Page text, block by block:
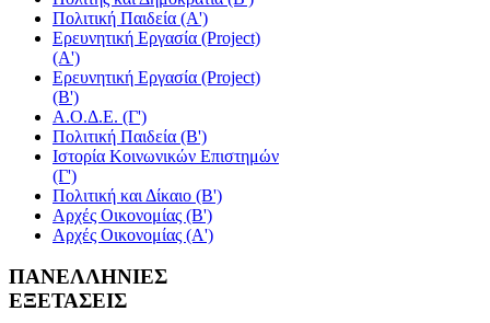
Πολιτική Παιδεία (A')
Ερευνητική Εργασία (Project)
(Α')
Ερευνητική Εργασία (Project)
(Β')
Α.Ο.Δ.Ε. (Γ')
Πολιτική Παιδεία (Β')
Ιστορία Κοινωνικών Επιστημών
(Γ')
Πολιτική και Δίκαιο (Β')
Αρχές Οικονομίας (Β')
Αρχές Οικονομίας (Α')
ΠΑΝΕΛΛΗΝΙΕΣ
ΕΞΕΤΑΣΕΙΣ